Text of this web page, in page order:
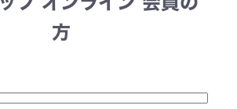
方